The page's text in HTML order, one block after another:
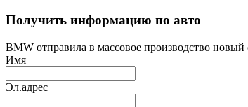
Получить информацию по авто
BMW отправила в массовое производство новый
Имя
Эл.адрес